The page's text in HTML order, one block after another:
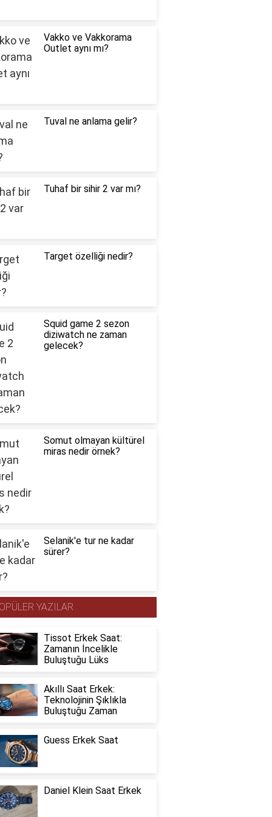
Vakko ve Vakkorama
Outlet aynı mı?
Tuval ne anlama gelir?
Tuhaf bir sihir 2 var mı?
Target özelliği nedir?
Squid game 2 sezon
diziwatch ne zaman
gelecek?
Somut olmayan kültürel
miras nedir örnek?
Selanik'e tur ne kadar
sürer?
YAZILAR
Tissot Erkek Saat:
Zamanın İncelikle
Buluştuğu Lüks
Akıllı Saat Erkek:
Teknolojinin Şıklıkla
Buluştuğu Zaman
Guess Erkek Saat
Daniel Klein Saat Erkek